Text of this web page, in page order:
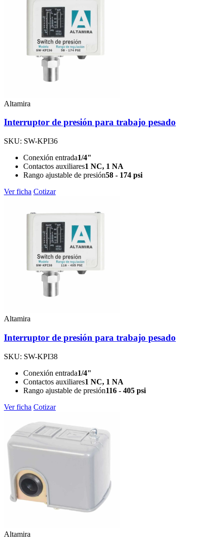
Altamira
Interruptor de presión para trabajo pesado
SKU: SW-KPI36
Conexión entrada1/4"
Contactos auxiliares1 NC, 1 NA
Rango ajustable de presión58 - 174 psi
Ver ficha Cotizar
Altamira
Interruptor de presión para trabajo pesado
SKU: SW-KPI38
Conexión entrada1/4"
Contactos auxiliares1 NC, 1 NA
Rango ajustable de presión116 - 405 psi
Ver ficha Cotizar
Altamira